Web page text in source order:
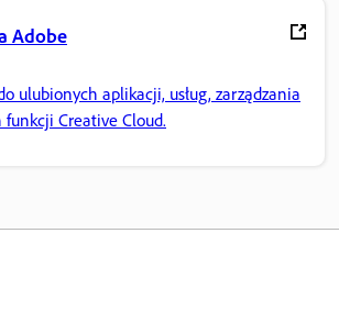
Adobe
ulubionych aplikacji, usług, zarządzania
Creative Cloud.